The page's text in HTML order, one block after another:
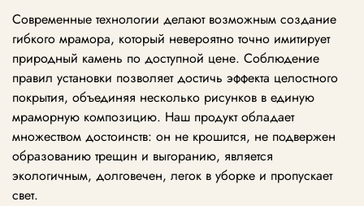
Современные технологии делают возможным создание
гибкого мрамора, который невероятно точно имитирует
природный камень по доступной цене. Соблюдение
правил установки позволяет достичь эффекта целостного
покрытия, объединяя несколько рисунков в единую
мраморную композицию. Наш продукт обладает
множеством достоинств: он не крошится, не подвержен
образованию трещин и выгоранию, является
экологичным, долговечен, легок в уборке и пропускает
свет.